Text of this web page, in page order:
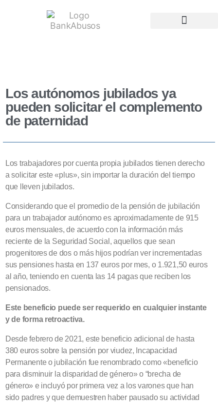
Los autónomos jubilados ya
pueden solicitar el complemento
de paternidad
Los trabajadores por cuenta propia jubilados tienen derecho
a solicitar este «plus», sin importar la duración del tiempo
que lleven jubilados.
Considerando que el promedio de la pensión de jubilación
para un trabajador autónomo es aproximadamente de 915
euros mensuales, de acuerdo con la información más
reciente de la Seguridad Social, aquellos que sean
progenitores de dos o más hijos podrían ver incrementadas
sus pensiones hasta en 137 euros por mes, o 1.921,50 euros
al año, teniendo en cuenta las 14 pagas que reciben los
pensionados.
Este beneficio puede ser requerido en cualquier instante
y de forma retroactiva.
Desde febrero de 2021, este beneficio adicional de hasta
380 euros sobre la pensión por viudez, Incapacidad
Permanente o jubilación fue renombrado como «beneficio
para disminuir la disparidad de género» o “brecha de
género» e incluyó por primera vez a los varones que han
sido padres y que demuestren haber pausado su actividad